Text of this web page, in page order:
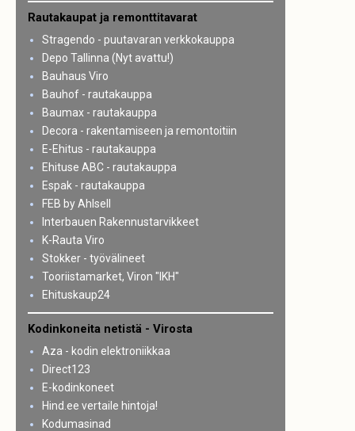
Rautakaupat ja remonttitavarat
Stragendo - puutavaran verkkokauppa
Depo Tallinna (Nyt avattu!)
Bauhaus Viro
Bauhof - rautakauppa
Baumax - rautakauppa
Decora - rakentamiseen ja remontoitiin
E-Ehitus - rautakauppa
Ehituse ABC - rautakauppa
Espak - rautakauppa
FEB by Ahlsell
Interbauen Rakennustarvikkeet
K-Rauta Viro
Stokker - työvälineet
Tooriistamarket, Viron "IKH"
Ehituskaup24
Kodinkoneita netistä - Virosta
Aza - kodin elektroniikkaa
Direct123
E-kodinkoneet
Hind.ee vertaile hintoja!
Kodumasinad